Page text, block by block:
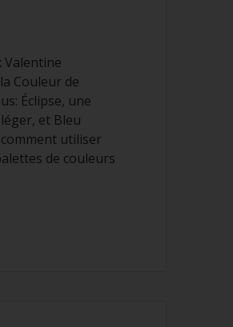
Valentine
Couleur de
Éclipse, une
et Bleu
comment utiliser
de couleurs